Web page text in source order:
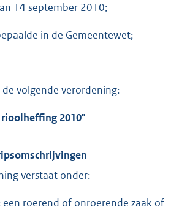
14 september 2010;
in de Gemeentewet;
volgende verordening:
2010"
verstaat onder:
een roerend of onroerende zaak of